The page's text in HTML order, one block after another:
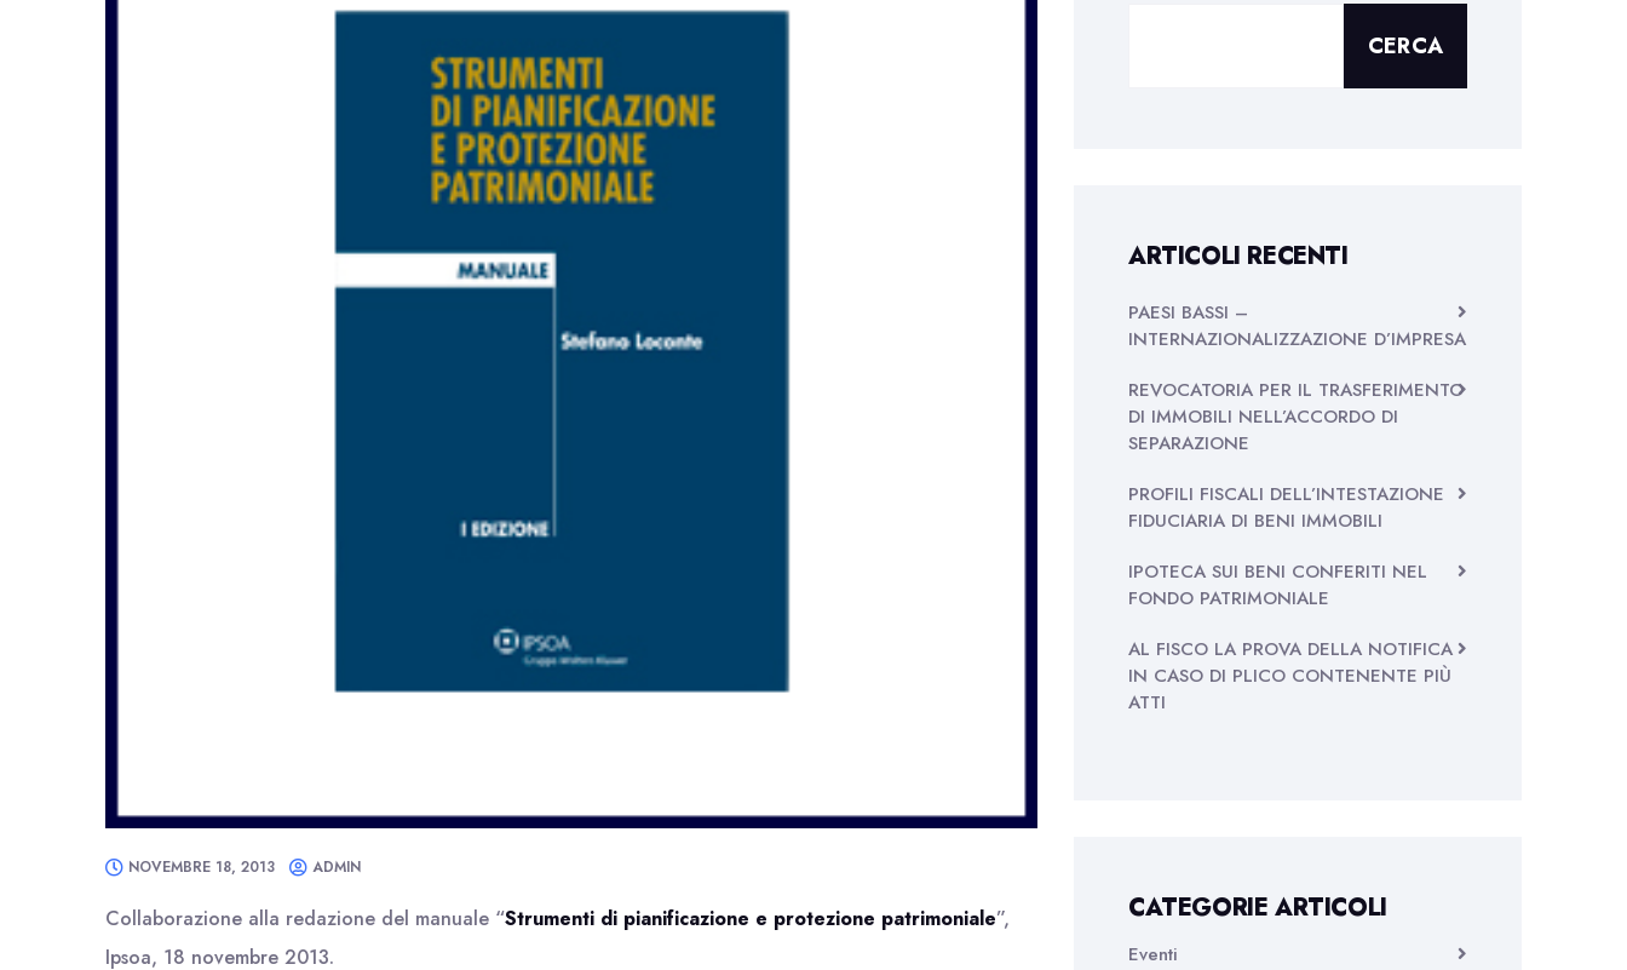
NOVEMBRE 18, 2013 ADMIN
Collaborazione alla redazione del manuale “Strumenti di pianificazione e protezione patrimoniale”,
Ipsoa, 18 novembre 2013.
CERCA
ARTICOLI RECENTI
PAESI BASSI –
INTERNAZIONALIZZAZIONE D’IMPRESA
REVOCATORIA PER IL TRASFERIMENTO
DI IMMOBILI NELL’ACCORDO DI
SEPARAZIONE
PROFILI FISCALI DELL’INTESTAZIONE
FIDUCIARIA DI BENI IMMOBILI
IPOTECA SUI BENI CONFERITI NEL
FONDO PATRIMONIALE
AL FISCO LA PROVA DELLA NOTIFICA
IN CASO DI PLICO CONTENENTE PIÙ
ATTI
CATEGORIE ARTICOLI
Eventi